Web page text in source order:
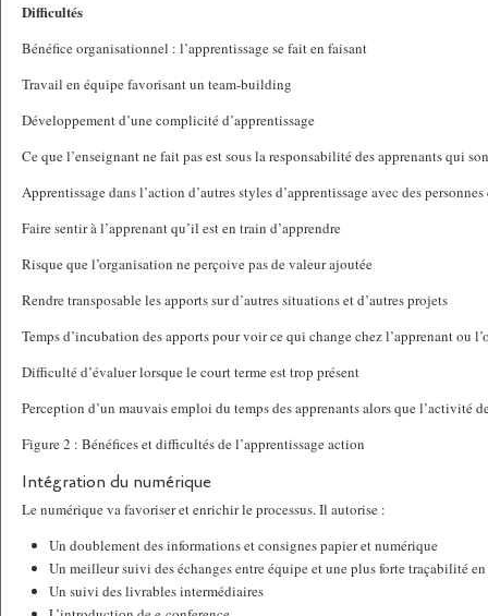
Difficultés
Bénéfice organisationnel : l’apprentissage se fait en faisant
Travail en équipe favorisant un team-building
Développement d’une complicité d’apprentissage
Ce que l’enseignant ne fait pas est sous la responsabilité des apprenants qui
Apprentissage dans l’action d’autres styles d’apprentissage avec des
Faire sentir à l’apprenant qu’il est en train d’apprendre
Risque que l’organisation ne perçoive pas de valeur ajoutée
Rendre transposable les apports sur d’autres situations et d’autres projets
Temps d’incubation des apports pour voir ce qui change chez l’apprenant ou
Difficulté d’évaluer lorsque le court terme est trop présent
Perception d’un mauvais emploi du temps des apprenants alors que l’activité
Figure 2 : Bénéfices et difficultés de l’apprentissage action
Intégration du numérique
Le numérique va favoriser et enrichir le processus. Il autorise :
Un doublement des informations et consignes papier et numérique
Un meilleur suivi des échanges entre équipe et une plus forte traçabilité
Un suivi des livrables intermédiaires